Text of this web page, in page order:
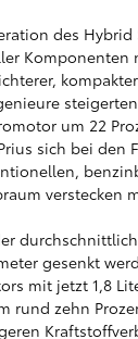
des Hybrid
Komponenten
um 22
sich bei den
verstecken
gesenkt
mit jetzt 1,8
rund zehn